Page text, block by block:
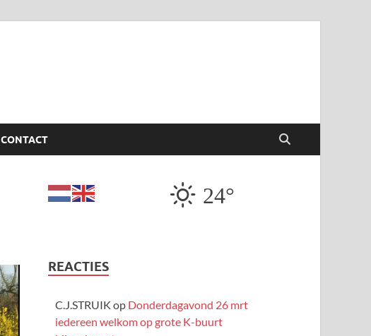
CONTACT
24°
REACTIES
C.J.STRUIK op Donderdagavond 26 mrt
iedereen welkom op grote K-buurt